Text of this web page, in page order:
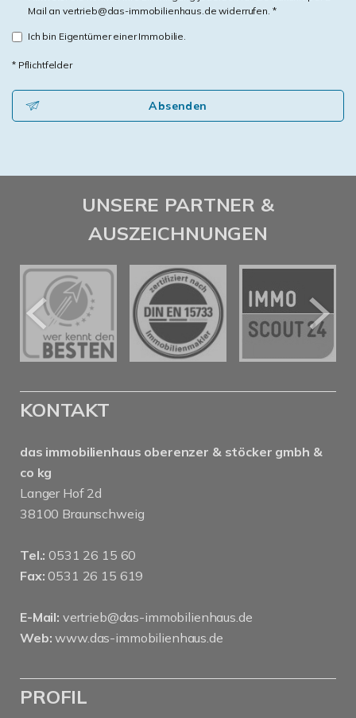
Mail an vertrieb@das-immobilienhaus.de widerrufen. *
Ich bin Eigentümer einer Immobilie.
* Pflichtfelder
Absenden
UNSERE PARTNER &
AUSZEICHNUNGEN
KONTAKT
das immobilienhaus oberenzer & stöcker gmbh &
co kg
Langer Hof 2d
38100 Braunschweig
Tel.: 0531 26 15 60
Fax: 0531 26 15 619
E-Mail: vertrieb@das-immobilienhaus.de
Web: www.das-immobilienhaus.de
PROFIL